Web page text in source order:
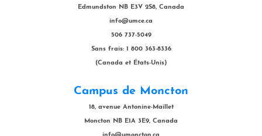
Edmundston NB E3V 2S8, Canada
info@umce.ca
506 737-5049
Sans frais: 1 800 363-8336
(Canada et États-Unis)
Campus de Moncton
18, avenue Antonine-Maillet
Moncton NB E1A 3E9, Canada